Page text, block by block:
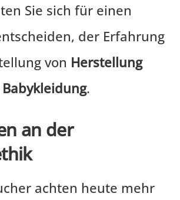
Sie sich für einen
der Erfahrung
von Herstellung
.
an der
achten heute mehr